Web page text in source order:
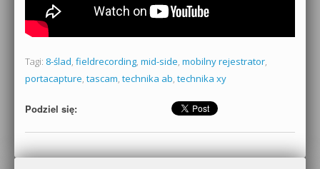
Tagi: 8-ślad, fieldrecording, mid-side, mobilny rejestrator,
portacapture, tascam, technika ab, technika xy
Podziel się: